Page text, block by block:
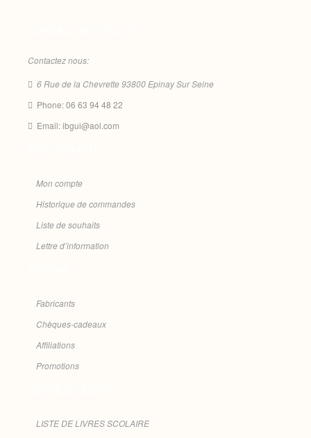
Contactez nous:
6 Rue de la Chevrette 93800 Epinay Sur Seine
Phone: 06 63 94 48 22
Email: ibgui@aol.com
Mon compte
Historique de commandes
Liste de souhaits
Lettre d’information
Fabricants
Chèques-cadeaux
Affiliations
Promotions
LISTE DE LIVRES SCOLAIRE